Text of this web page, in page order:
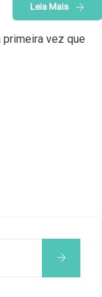
Leia Mais
primeira vez que